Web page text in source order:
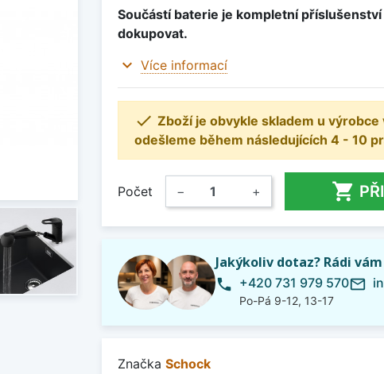
Součástí baterie je kompletní
dokupovat.
expand_more Více informací
 Zboží je obvykle skladem u výrobce
odešleme během následujících 4 - 10
Počet − + 
Jakýkoliv dotaz? Rádi
phone +420 731 979 570
Po-Pá 9-12, 13-17
mail_outline
Značka Schock